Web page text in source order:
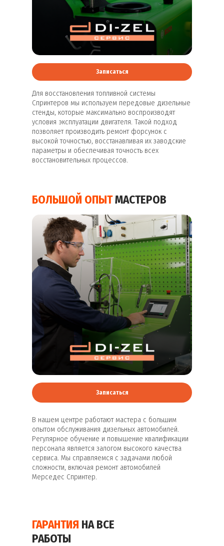
Для восстановления топливной системы
Спринтеров мы используем передовые дизельные
стенды, которые максимально воспроизводят
условия эксплуатации двигателя. Такой подход
позволяет производить ремонт форсунок с
высокой точностью, восстанавливая их заводские
параметры и обеспечивая точность всех
восстановительных процессов.
Записаться
В нашем центре работают мастера с большим
опытом обслуживания дизельных автомобилей.
Регулярное обучение и повышение квалификации
персонала является залогом высокого качества
сервиса. Мы справляемся с задачами любой
сложности, включая ремонт автомобилей
Мерседес Спринтер.
БОЛЬШОЙ ОПЫТМАСТЕРОВ
Записаться
ГАРАНТИЯ НА ВСЕ
РАБОТЫ